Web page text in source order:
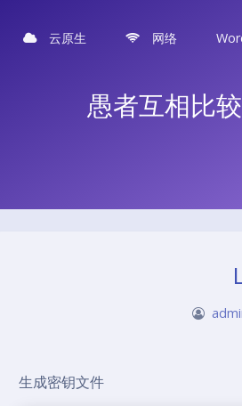
云原生 网络
愚者互相比
生成密钥文件